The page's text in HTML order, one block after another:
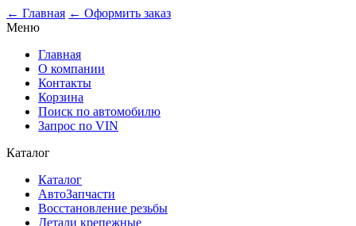
← Главная ← Оформить заказ
Меню
Главная
О компании
Контакты
Корзина
Поиск по автомобилю
Запрос по VIN
Каталог
Каталог
АвтоЗапчасти
Восстановление резьбы
Детали крепежные